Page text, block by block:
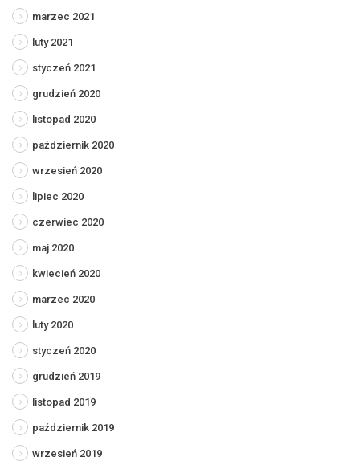
marzec 2021
luty 2021
styczeń 2021
grudzień 2020
listopad 2020
październik 2020
wrzesień 2020
lipiec 2020
czerwiec 2020
maj 2020
kwiecień 2020
marzec 2020
luty 2020
styczeń 2020
grudzień 2019
listopad 2019
październik 2019
wrzesień 2019